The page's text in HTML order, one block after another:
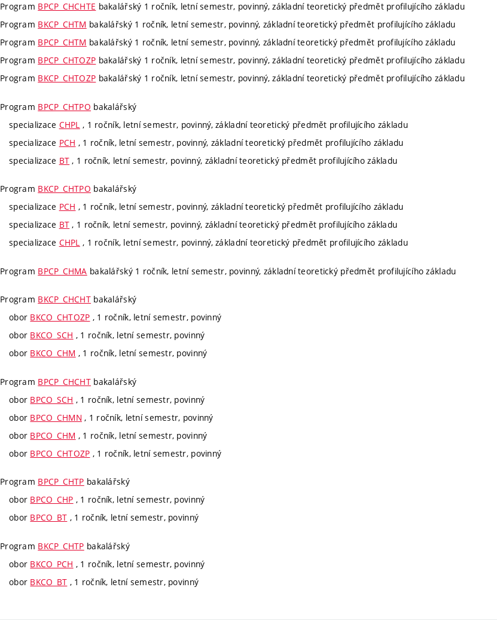
Program BPCP_CHCHTE bakalářský 1 ročník, letní semestr, povinný, základní teoretický předmět profilujícího základu
Program BKCP_CHTM bakalářský 1 ročník, letní semestr, povinný, základní teoretický předmět profilujícího základu
Program BPCP_CHTM bakalářský 1 ročník, letní semestr, povinný, základní teoretický předmět profilujícího základu
Program BPCP_CHTOZP bakalářský 1 ročník, letní semestr, povinný, základní teoretický předmět profilujícího základu
Program BKCP_CHTOZP bakalářský 1 ročník, letní semestr, povinný, základní teoretický předmět profilujícího základu
Program BPCP_CHTPO bakalářský
specializace CHPL , 1 ročník, letní semestr, povinný, základní teoretický předmět profilujícího základu
specializace PCH , 1 ročník, letní semestr, povinný, základní teoretický předmět profilujícího základu
specializace BT , 1 ročník, letní semestr, povinný, základní teoretický předmět profilujícího základu
Program BKCP_CHTPO bakalářský
specializace PCH , 1 ročník, letní semestr, povinný, základní teoretický předmět profilujícího základu
specializace BT , 1 ročník, letní semestr, povinný, základní teoretický předmět profilujícího základu
specializace CHPL , 1 ročník, letní semestr, povinný, základní teoretický předmět profilujícího základu
Program BPCP_CHMA bakalářský 1 ročník, letní semestr, povinný, základní teoretický předmět profilujícího základu
Program BKCP_CHCHT bakalářský
obor BKCO_CHTOZP , 1 ročník, letní semestr, povinný
obor BKCO_SCH , 1 ročník, letní semestr, povinný
obor BKCO_CHM , 1 ročník, letní semestr, povinný
Program BPCP_CHCHT bakalářský
obor BPCO_SCH , 1 ročník, letní semestr, povinný
obor BPCO_CHMN , 1 ročník, letní semestr, povinný
obor BPCO_CHM , 1 ročník, letní semestr, povinný
obor BPCO_CHTOZP , 1 ročník, letní semestr, povinný
Program BPCP_CHTP bakalářský
obor BPCO_CHP , 1 ročník, letní semestr, povinný
obor BPCO_BT , 1 ročník, letní semestr, povinný
Program BKCP_CHTP bakalářský
obor BKCO_PCH , 1 ročník, letní semestr, povinný
obor BKCO_BT , 1 ročník, letní semestr, povinný